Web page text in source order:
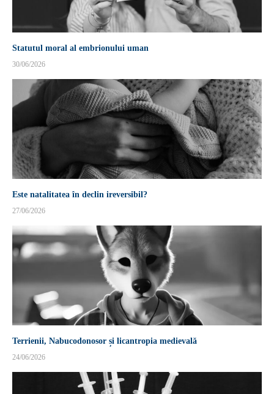
Statutul moral al embrionului uman
30/06/2026
Este natalitatea în declin ireversibil?
27/06/2026
Terrienii, Nabucodonosor și licantropia medievală
24/06/2026